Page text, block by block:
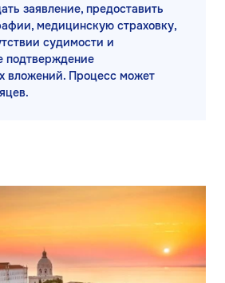
заявление, предоставить
медицинскую страховку,
судимости и
подтверждение
вложений. Процесс может